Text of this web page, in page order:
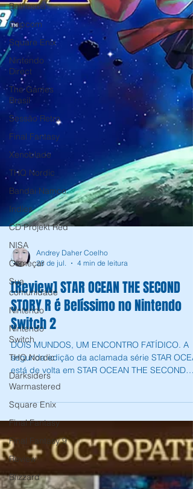
Bethesda
Capcom
Square Enix
Nintendo
Direct
The Games
Brasil
Sessão Retro
Final Fantasy
Xenoblade
THQ Nordic
Bandai Namco
Indies
CD Projekt Red
NISA
Começar
Sua
comunidade
Nintendo
Nintendo
Switch
THQ Nordic
Darksiders
Warmastered
Square Enix
Final Fantasy
Final Fantasy 9
Review
Blizzard
28 de jul.
4 min de leitura
[Review] STAR OCEAN THE SECOND
STORY R é Belíssimo no Nintendo
Switch 2
DOIS MUNDOS, UM ENCONTRO FATÍDICO. A
segunda edição da aclamada série STAR
STORY R. STAR OCEAN THE SECOND STORY R
é uma Odisséia em forma de RPG Este remake
excepcional, com elementos adicionais, revivido
com uma estética 2.5D singular, que mistura
personagens feitos de pixels em 2D com
cenários em 3D! Vivencie novas mecânicas de